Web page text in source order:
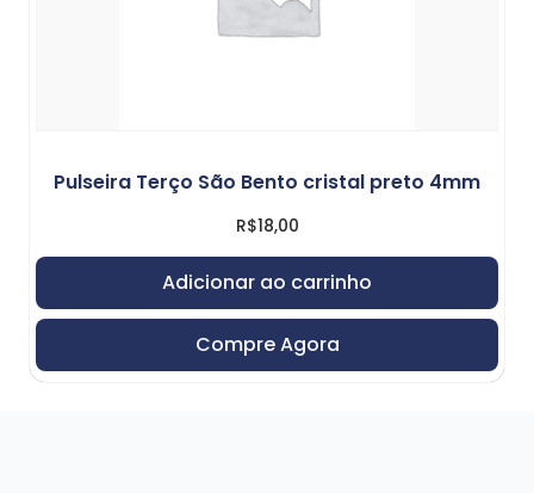
Pulseira Terço São Bento cristal preto 4mm
R$18,00
Adicionar ao carrinho
Compre Agora